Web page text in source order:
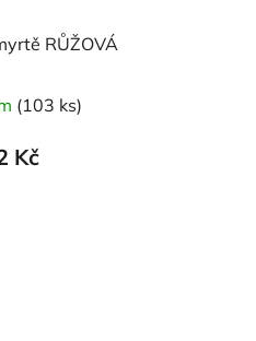
RŮŽOVÁ
(103 ks)
Kč